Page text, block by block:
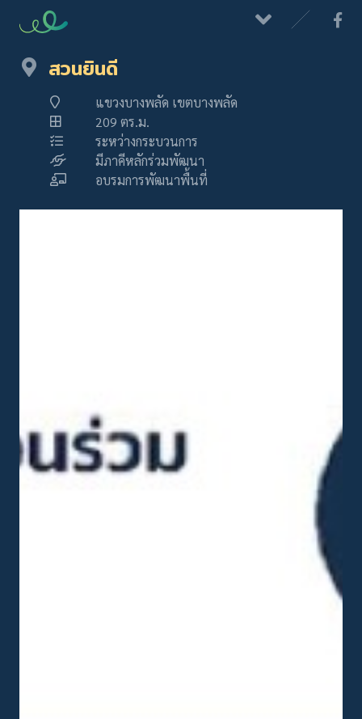
สวนยินดี
แขวงบางพลัด เขตบางพลัด
209 ตร.ม.
ระหว่างกระบวนการ
มีภาคีหลักร่วมพัฒนา
อบรมการพัฒนาพื้นที่